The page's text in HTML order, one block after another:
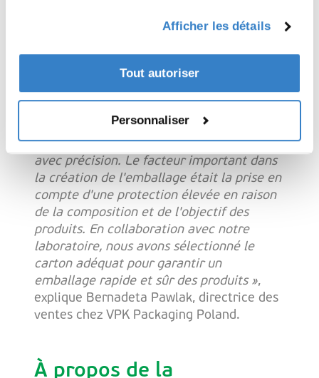
Afficher les détails
Tout autoriser
Personnaliser
développé pour protéger les produits
liquides de 1 et 5 litres.
faite de carton de bonne qualité,
abordable avec une palettisation calculée
avec précision. Le facteur important dans
la création de l'emballage était la prise en
compte d'une protection élevée en raison
de la composition et de l'objectif des
produits. En collaboration avec notre
laboratoire, nous avons sélectionné le
carton adéquat pour garantir un
emballage rapide et sûr des produits »,
explique Bernadeta Pawlak, directrice des
ventes chez VPK Packaging Poland.
À propos de la